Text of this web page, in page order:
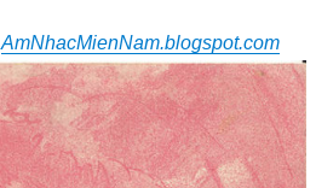
AmNhacMienNam.blogspot.com